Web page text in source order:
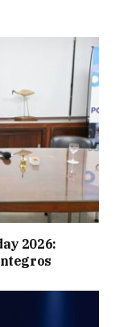
2026: